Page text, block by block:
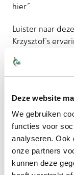
Deze website
We gebruiken
functies voor
analyseren. Ook
onze partners
kunnen deze
hier.”
Luister naar
Krzysztof’s
stand gekomen
waarmee we
Nieuwsgierig
nieuwsbericht:
verhaal-van-